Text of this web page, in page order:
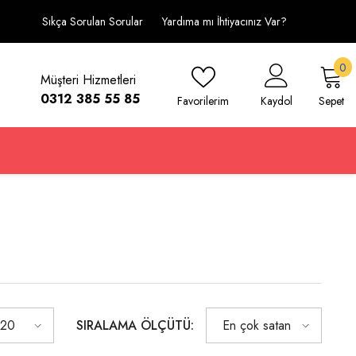
Sıkça Sorulan Sorular Yardıma mı İhtiyacınız Var?
Müşteri Hizmetleri
0312 385 55 85
Favorilerim Kaydol Sepet
00
20 SIRALAMA ÖLÇÜTÜ: En çok satan